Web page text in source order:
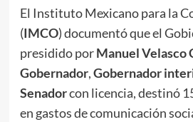
El Instituto Mexicano para la
(IMCO) documentó que el
presidido porManuel Velasco
Gobernador,Gobernador
Senadorcon licencia, destinó
en gastos de comunicación